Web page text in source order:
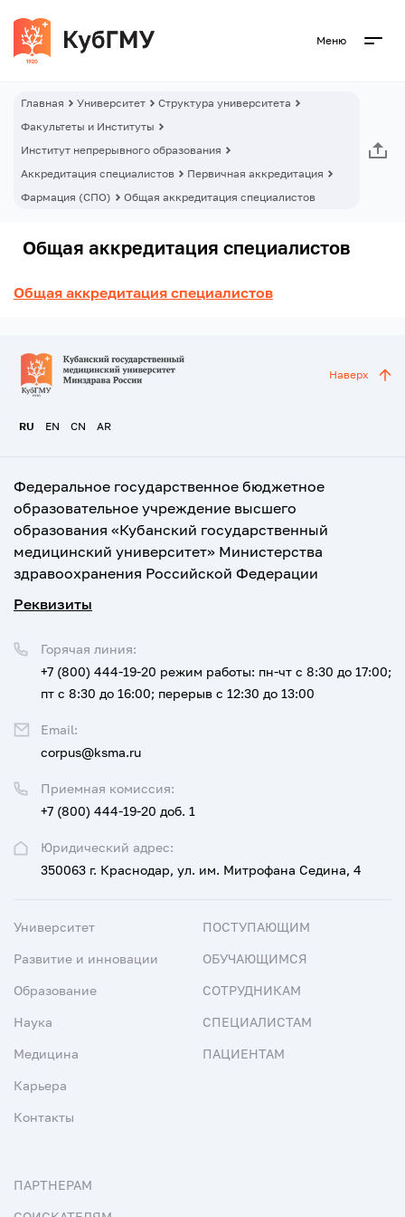
Меню
Главная Университет
Структура университета
Факультеты и Институты
Институт непрерывного образования
Аккредитация специалистов
Первичная аккредитация
Фармация (СПО)
Общая аккредитация специалистов
Общая аккредитация специалистов
Общая аккредитация специалистов
RU EN CN AR
Наверх
Федеральное государственное бюджетное
образовательное учреждение высшего
образования «Кубанский государственный
медицинский университет» Министерства
здравоохранения Российской Федерации
Реквизиты
Юридический адрес:
350063 г. Краснодар, ул. им. Митрофана Седина, 4
Приемная комиссия:
+7 (800) 444-19-20 доб. 1
Горячая линия:
+7 (800) 444-19-20 режим работы: пн-чт с 8:30 до 17:00;
пт с 8:30 до 16:00; перерыв с 12:30 до 13:00
Email:
corpus@ksma.ru
Университет
Развитие и инновации
Образование
Наука
Медицина
Карьера
Контакты
ПОСТУПАЮЩИМ
ОБУЧАЮЩИМСЯ
СОТРУДНИКАМ
СПЕЦИАЛИСТАМ
ПАЦИЕНТАМ
ПАРТНЕРАМ